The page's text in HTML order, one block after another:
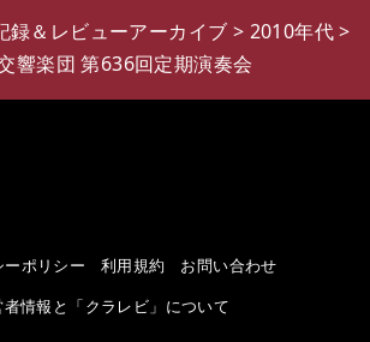
録＆レビューアーカイブ > 2010年代>
響楽団 第636回定期演奏会
ポリシー 利用規約
お問い合わせ
者情報と「クラレビ」について